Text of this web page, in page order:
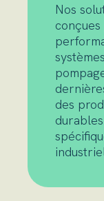
Nos
des